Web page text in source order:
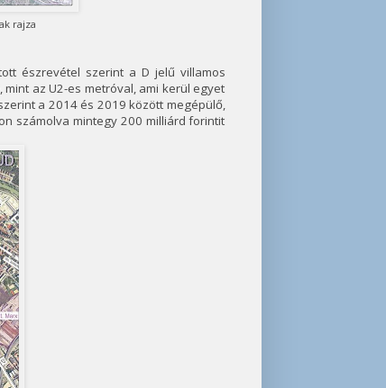
rajza
észrevétel szerint a D jelű villamos
az U2-es metróval, ami kerül egyet
a 2014 és 2019 között megépülő,
számolva mintegy 200 milliárd forintit